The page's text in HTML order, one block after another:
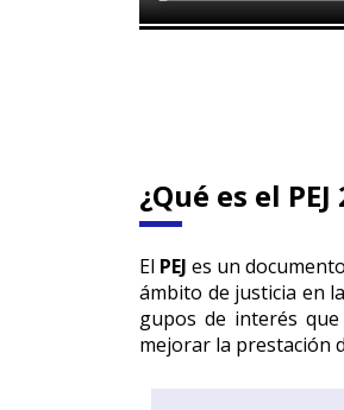
¿Qué es el
El PEJes un
ámbito de justicia en
gupos de interés
mejorar la prestación